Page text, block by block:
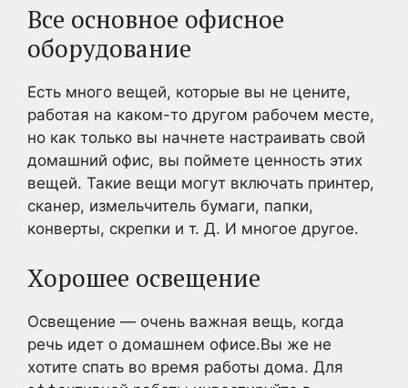
Все основное офисное
оборудование
Есть много вещей, которые вы не цените,
работая на каком-то другом рабочем месте,
но как только вы начнете настраивать свой
домашний офис, вы поймете ценность этих
вещей. Такие вещи могут включать принтер,
сканер, измельчитель бумаги, папки,
конверты, скрепки и т. Д. И многое другое.
Хорошее освещение
Освещение — очень важная вещь, когда
речь идет о домашнем офисе.Вы же не
хотите спать во время работы дома. Для